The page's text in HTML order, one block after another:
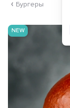
Бургеры
NEW